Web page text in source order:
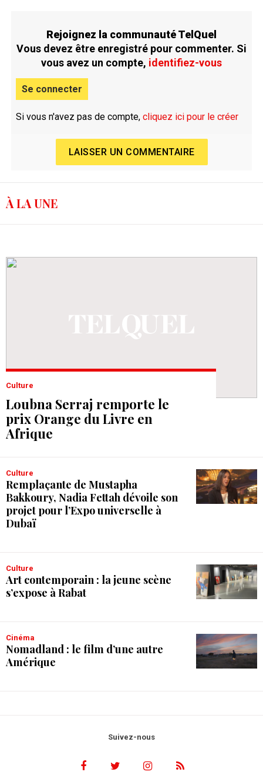
Rejoignez la communauté TelQuel
Vous devez être enregistré pour commenter. Si
vous avez un compte, identifiez-vous
Se connecter
Si vous n'avez pas de compte, cliquez ici pour le créer
LAISSER UN COMMENTAIRE
À LA UNE
Culture
Loubna Serraj remporte le
prix Orange du Livre en
Afrique
Culture
Remplaçante de Mustapha
Bakkoury, Nadia Fettah dévoile son
projet pour l’Expo universelle à
Dubaï
Culture
Art contemporain : la jeune scène
s’expose à Rabat
Cinéma
Nomadland : le film d’une autre
Amérique
Suivez-nous